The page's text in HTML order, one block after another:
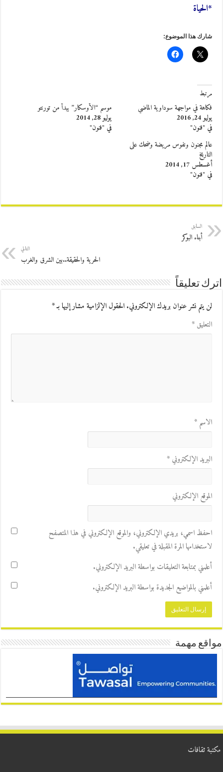
*الحياة
شارك هذا الموضوع:
مرتبط
فكاهة في مواجهة سوداوية الماضي
يوليو 24, 2016
في "فنون"
موسم “الأوسكار” يبدأ من تورنتو
يوليو 28, 2014
في "فنون"
عالم مجنون ونفوس مريضة وضحك على
التاريخ
أغسطس 17, 2014
في "فنون"
السابق
أبناء البوكر
التالي
الحرية والحقيقة..بين الشرق والغرب
اترك تعليقاً
لن يتم نشر عنوان بريدك الإلكتروني.الحقول الإلزامية مشار إليها بـ*
التعليق*
الاسم*
البريد الإلكتروني*
الموقع الإلكتروني
احفظ اسمي، بريدي الإلكتروني، والموقع الإلكتروني في هذا المتصفح
لاستخدامها المرة المقبلة في تعليقي.
أعلمني بمتابعة التعليقات بواسطة البريد الإلكتروني.
أعلمني بالمواضيع الجديدة بواسطة البريد الإلكتروني.
مواقع مهمة
مكتبة ثقافات